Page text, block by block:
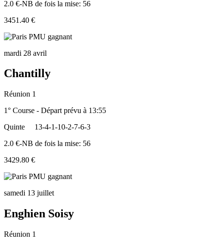
2.0 €-NB de fois la mise: 56
3451.40 €
mardi 28 avril
Chantilly
Réunion 1
1° Course - Départ prévu à 13:55
Quinte
13-4-1-10-2-7-6-3
2.0 €-NB de fois la mise: 56
3429.80 €
samedi 13 juillet
Enghien Soisy
Réunion 1